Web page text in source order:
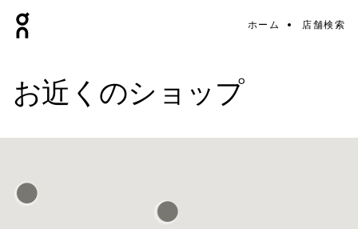
ホーム 店舗検索
お近くのショップ